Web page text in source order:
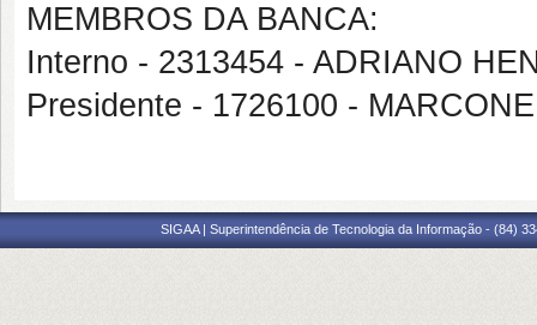
MEMBROS DA BANCA:
Interno - 2313454 - ADRIANO
Presidente - 1726100 -
SIGAA | Superintendência de Tecnologia da Informação - (84)